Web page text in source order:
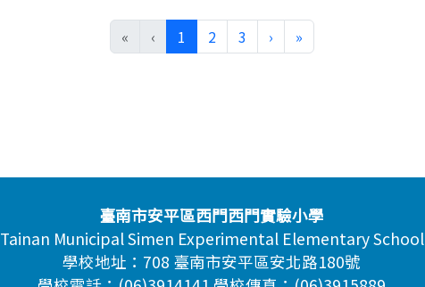
« ‹ 1 (目前頁次)
2 3 ›下一頁
»最後頁
臺南市安平區西門西門實驗小學
Tainan Municipal Simen Experimental Elementary School
學校地址：708 臺南市安平區安北路180號